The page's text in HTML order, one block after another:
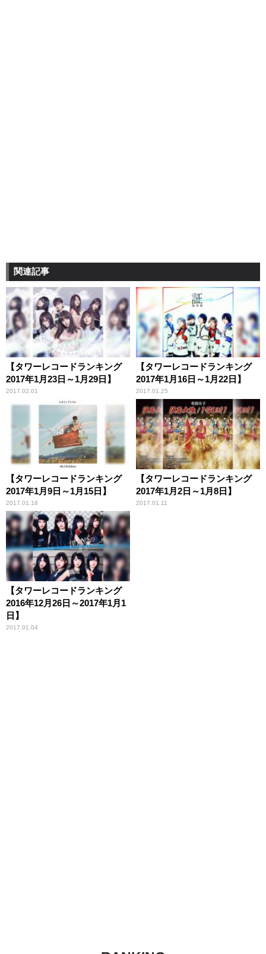
関連記事
【タワーレコードランキング
2017年1月23日～1月29日】
2017.02.01
【タワーレコードランキング
2017年1月16日～1月22日】
2017.01.25
【タワーレコードランキング
2017年1月9日～1月15日】
2017.01.18
【タワーレコードランキング
2017年1月2日～1月8日】
2017.01.11
【タワーレコードランキング
2016年12月26日～2017年1月1
日】
2017.01.04